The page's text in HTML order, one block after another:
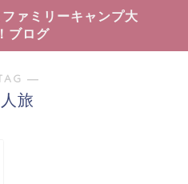
ァミリーキャンプ大
ブログ
―
旅